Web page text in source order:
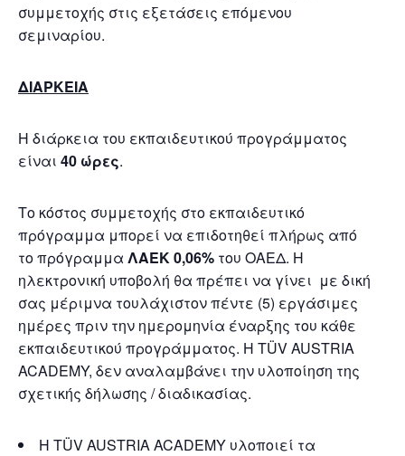
συμμετοχής στις εξετάσεις επόμενου
σεμιναρίου.
ΔΙΑΡΚΕΙΑ
Η διάρκεια του εκπαιδευτικού προγράμματος
είναι 40 ώρες.
Το κόστος συμμετοχής στο εκπαιδευτικό
πρόγραμμα μπορεί να επιδοτηθεί πλήρως από
το πρόγραμμα ΛΑΕΚ 0,06% του ΟΑΕΔ. Η
ηλεκτρονική υποβολή θα πρέπει να γίνει με δική
σας μέριμνα τουλάχιστον πέντε (5) εργάσιμες
ημέρες πριν την ημερομηνία έναρξης του κάθε
εκπαιδευτικού προγράμματος. Η TÜV AUSTRIA
ACADEMY, δεν αναλαμβάνει την υλοποίηση της
σχετικής δήλωσης / διαδικασίας.
H TÜV AUSTRIA ACADEMY υλοποιεί τα